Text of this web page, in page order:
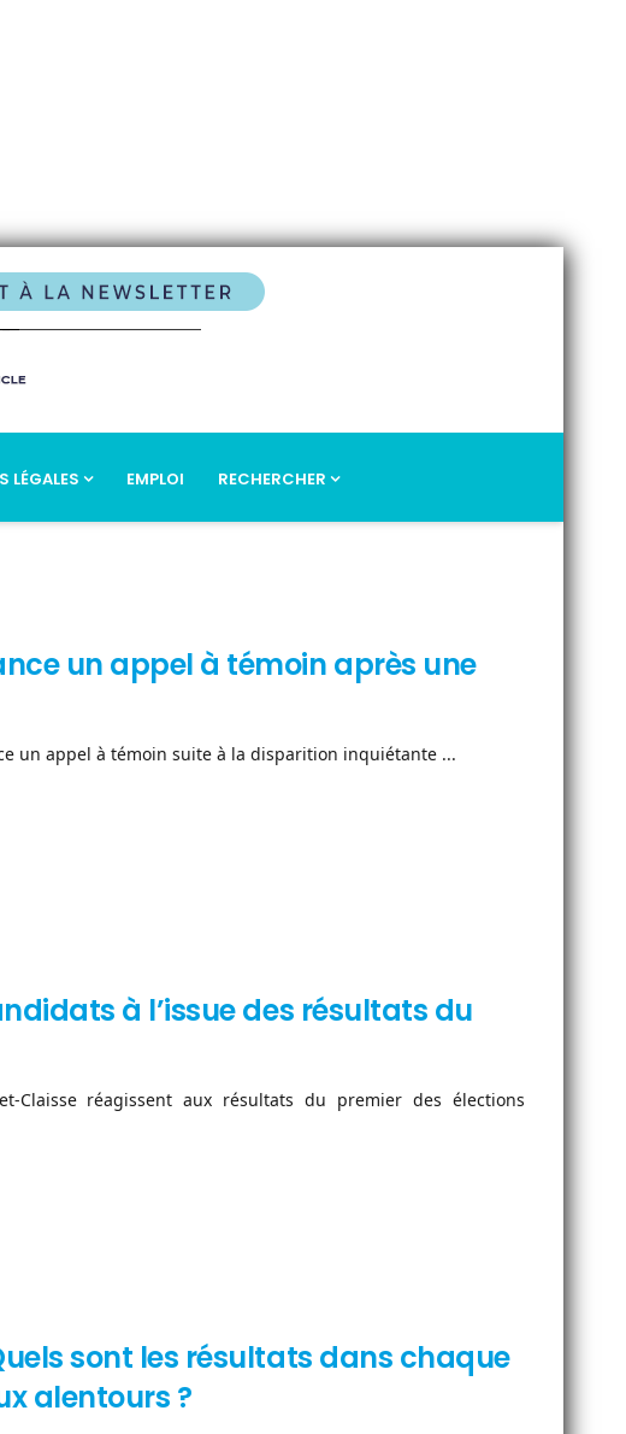
LÉGALES EMPLOI RECHERCHER
un appel à témoin après une
un appel à témoin suite à la disparition inquiétante ...
à l’issue des résultats du
Claisse réagissent aux résultats du premier des élections
sont les résultats dans chaque
alentours ?